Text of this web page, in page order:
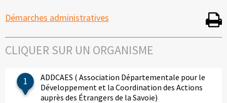
Démarches administratives
CLIQUER SUR UN ORGANISME
1
ADDCAES ( Association Départementale pour le
Développement et la Coordination des Actions
auprès des Étrangers de la Savoie)